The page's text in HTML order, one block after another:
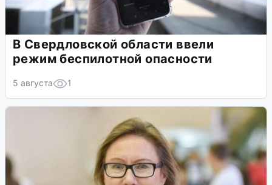
В Свердловской области ввели
режим беспилотной опасности
5 августа 1